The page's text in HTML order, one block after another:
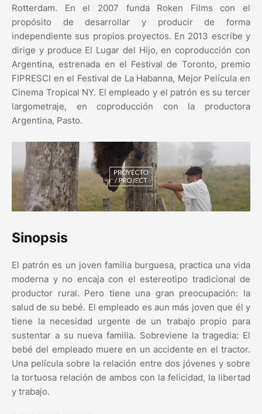
Rotterdam. En el 2007 funda Roken Films con el
propósito de desarrollar y producir de forma
independiente sus propios proyectos. En 2013 escribe y
dirige y produce El Lugar del Hijo, en coproducción con
Argentina, estrenada en el Festival de Toronto, premio
FIPRESCI en el Festival de La Habanna, Mejor Película en
Cinema Tropical NY. El empleado y el patrón es su tercer
largometraje, en coproducción con la productora
Argentina, Pasto.
Sinopsis
El patrón es un joven familia burguesa, practica una vida
moderna y no encaja con el estereotipo tradicional de
productor rural. Pero tiene una gran preocupación: la
salud de su bebé. El empleado es aun más joven que él y
tiene la necesidad urgente de un trabajo propio para
sustentar a su nueva familia. Sobreviene la tragedia: El
bebé del empleado muere en un accidente en el tractor.
Una película sobre la relación entre dos jóvenes y sobre
la tortuosa relación de ambos con la felicidad, la libertad
y trabajo.